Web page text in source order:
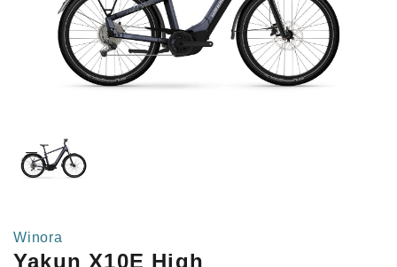
Winora
Yakun X10E High